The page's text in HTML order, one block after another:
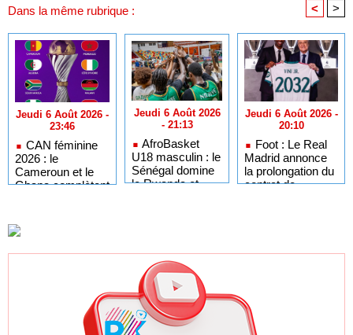
Dans la même rubrique : < >
Jeudi 6 Août 2026 -
23:46
CAN féminine
2026 : le
Cameroun et le
Ghana complètent
Jeudi 6 Août 2026
- 21:13
AfroBasket
U18 masculin : le
Sénégal domine
le Rwanda et
Jeudi 6 Août 2026 -
20:10
Foot : Le Real
Madrid annonce
la prolongation du
contrat de